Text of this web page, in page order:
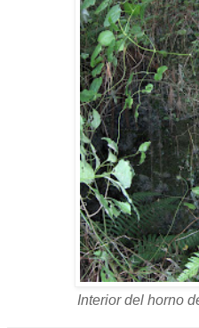
Interior del horno